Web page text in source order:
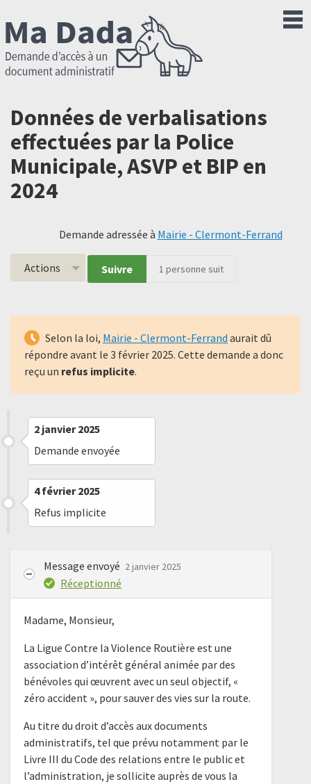
Données de verbalisations
effectuées par la Police
Municipale, ASVP et BIP en
2024
Demande adressée à Mairie - Clermont-Ferrand
Actions Suivre 1 personne suit
Selon la loi, Mairie - Clermont-Ferrand aurait dû
répondre avant le 3 février 2025. Cette demande a donc
reçu un refus implicite.
2 janvier 2025
Demande envoyée
4 février 2025
Refus implicite
Message envoyé 2 janvier 2025
Réceptionné
Madame, Monsieur,
La Ligue Contre la Violence Routière est une
association d’intérêt général animée par des
bénévoles qui œuvrent avec un seul objectif, «
zéro accident », pour sauver des vies sur la route.
Au titre du droit d’accès aux documents
administratifs, tel que prévu notamment par le
Livre III du Code des relations entre le public et
l’administration, je sollicite auprès de vous la